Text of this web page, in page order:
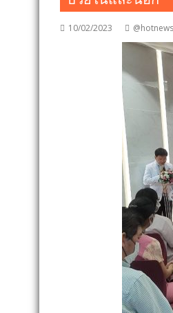
10/02/2023